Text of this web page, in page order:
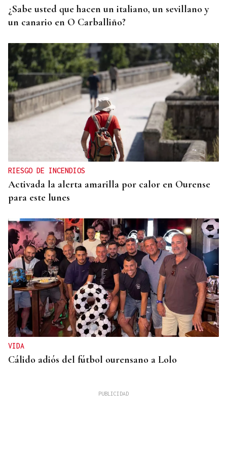
¿Sabe usted que hacen un italiano, un sevillano y
un canario en O Carballiño?
RIESGO DE INCENDIOS
Activada la alerta amarilla por calor en Ourense
para este lunes
VIDA
Cálido adiós del fútbol ourensano a Lolo